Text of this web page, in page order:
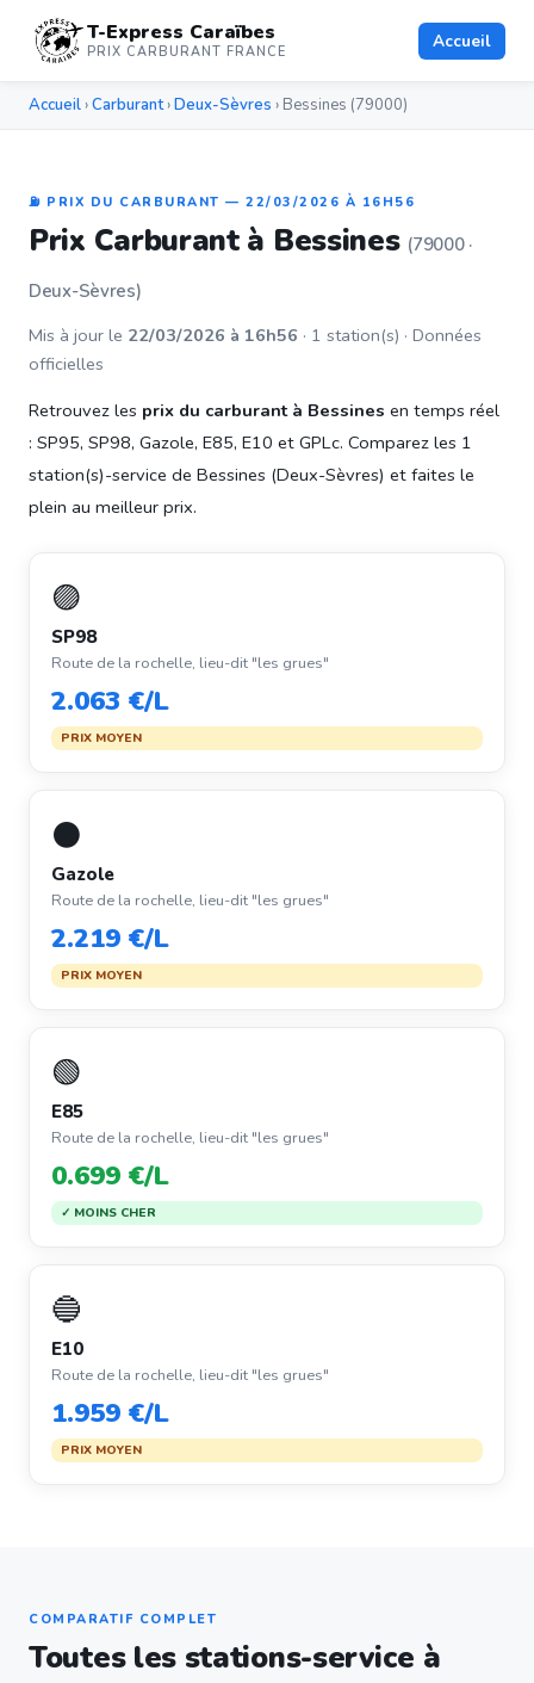
T-Express Caraïbes
PRIX CARBURANT FRANCE Accueil
Accueil ›Carburant›Deux-Sèvres › Bessines (79000)
⛽ PRIX DU CARBURANT — 22/03/2026 À 16H56
Prix Carburant à Bessines (79000 ·
Deux-Sèvres)
Mis à jour le 22/03/2026 à 16h56 · 1 station(s) · Données
officielles
Retrouvez les prix du carburant à Bessines en temps réel
: SP95, SP98, Gazole, E85, E10 et GPLc. Comparez les 1
station(s)-service de Bessines (Deux-Sèvres) et faites le
plein au meilleur prix.
🟣
SP98
Route de la rochelle, lieu-dit "les grues"
2.063 €/L
PRIX MOYEN
⚫
Gazole
Route de la rochelle, lieu-dit "les grues"
2.219 €/L
PRIX MOYEN
🟢
E85
Route de la rochelle, lieu-dit "les grues"
0.699 €/L
✓ MOINS CHER
🔵
E10
Route de la rochelle, lieu-dit "les grues"
1.959 €/L
PRIX MOYEN
COMPARATIF COMPLET
Toutes les stations-service à